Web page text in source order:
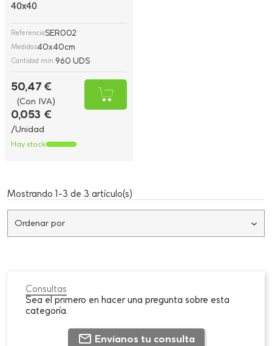
40x40
ReferenciaSER002
Medidas40x40cm
Cantidad mín.960 UDS
50,47 €
(Con IVA)
0,053 €
/Unidad
Hay stock
Mostrando 1-3 de 3 artículo(s)
Ordenar por
Consultas
Sea el primero en hacer una pregunta sobre esta
categoría.
Envíanos tu consulta